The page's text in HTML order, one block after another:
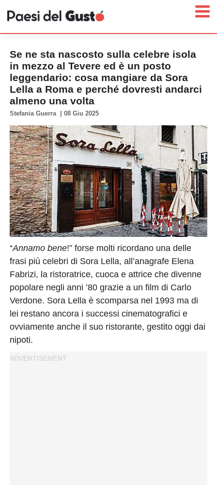
Home
News
Interviste
Territori
Prodotti
Answer
Newsletter
Privacy
Policy
Cookies
Policy
Cambia
Impostazioni
Privacy
Policy
Se ne sta nascosto sulla celebre isola
in mezzo al Tevere ed è un posto
leggendario: cosa mangiare da Sora
Lella a Roma e perché dovresti andarci
almeno una volta
Stefania Guerra 08 Giu 2025
“Annamo bene!” forse molti ricordano una delle
frasi più celebri di Sora Lella, all’anagrafe Elena
Fabrizi, la ristoratrice, cuoca e attrice che divenne
popolare negli anni ’80 grazie a un film di Carlo
Verdone. Sora Lella è scomparsa nel 1993 ma di
lei restano ancora i successi cinematografici e
ovviamente anche il suo ristorante, gestito oggi dai
nipoti.